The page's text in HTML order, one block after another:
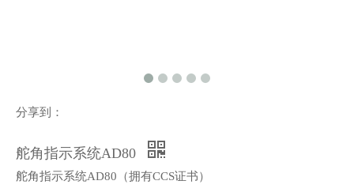
分享到：
舵角指示系统AD80
舵角指示系统AD80（拥有CCS证书）